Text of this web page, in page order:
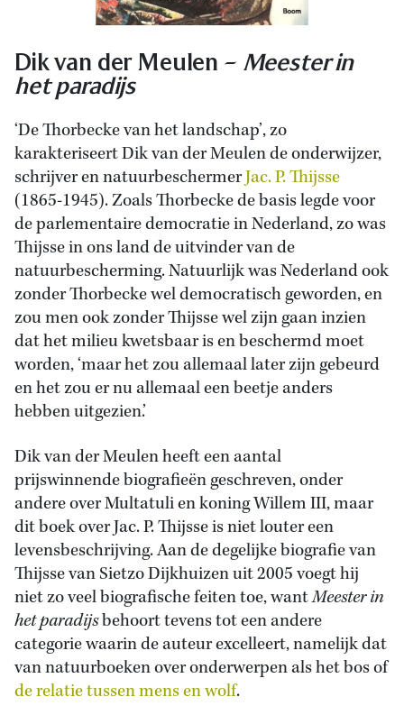
Dik van der Meulen – Meester in
het paradijs
‘De Thorbecke van het landschap’, zo
karakteriseert Dik van der Meulen de onderwijzer,
schrijver en natuurbeschermerJac. P. Thijsse
(1865-1945). Zoals Thorbecke de basis legde voor
de parlementaire democratie in Nederland, zo was
Thijsse in ons land de uitvinder van de
natuurbescherming. Natuurlijk was Nederland ook
zonder Thorbecke wel democratisch geworden, en
zou men ook zonder Thijsse wel zijn gaan inzien
dat het milieu kwetsbaar is en beschermd moet
worden, ‘maar het zou allemaal later zijn gebeurd
en het zou er nu allemaal een beetje anders
hebben uitgezien.’
Dik van der Meulen heeft een aantal
prijswinnende biografieën geschreven, onder
andere over Multatuli en koning Willem III, maar
dit boek over Jac. P. Thijsse is niet louter een
levensbeschrijving. Aan de degelijke biografie van
Thijsse van Sietzo Dijkhuizen uit 2005 voegt hij
niet zo veel biografische feiten toe, wantMeester in
het paradijsbehoort tevens tot een andere
categorie waarin de auteur excelleert, namelijk dat
van natuurboeken over onderwerpen als het bos of
de relatie tussen mens en wolf.